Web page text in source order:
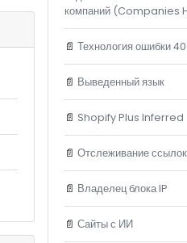
компаний (Companies
📄 Технология ошибки
📄 Выведенный язык
📄 Shopify Plus Inferred
📄 Отслеживание ссылок
📄 Владелец блока IP
📄 Сайты с ИИ